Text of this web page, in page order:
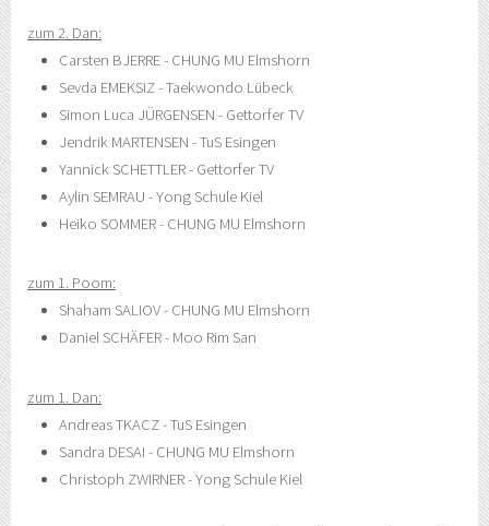
zum 2. Dan:
Carsten BJERRE - CHUNG MU Elmshorn
Sevda EMEKSIZ - Taekwondo Lübeck
Simon Luca JÜRGENSEN - Gettorfer TV
Jendrik MARTENSEN - TuS Esingen
Yannick SCHETTLER - Gettorfer TV
Aylin SEMRAU - Yong Schule Kiel
Heiko SOMMER - CHUNG MU Elmshorn
zum 1. Poom:
Shaham SALIOV - CHUNG MU Elmshorn
Daniel SCHÄFER - Moo Rim San
zum 1. Dan:
Andreas TKACZ - TuS Esingen
Sandra DESAI - CHUNG MU Elmshorn
Christoph ZWIRNER - Yong Schule Kiel